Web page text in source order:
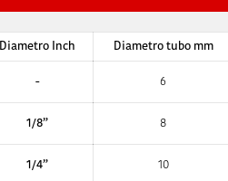
Diametro Inch Diametro tubo mm
- 6
1/8” 8
1/4” 10